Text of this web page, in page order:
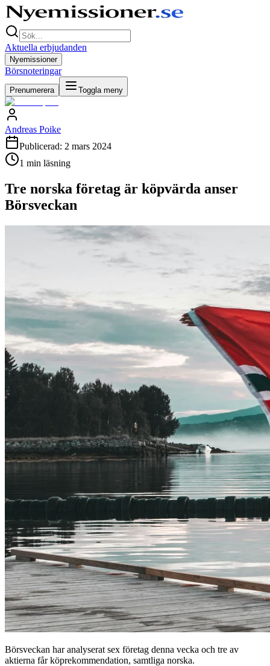
Aktuella erbjudanden
Nyemissioner
Börsnoteringar
Prenumerera Toggla meny
Andreas Poike
Publicerad: 2 mars 2024
1 min läsning
Tre norska företag är köpvärda anser
Börsveckan
Börsveckan har analyserat sex företag denna vecka och tre av
aktierna får köprekommendation, samtliga norska.